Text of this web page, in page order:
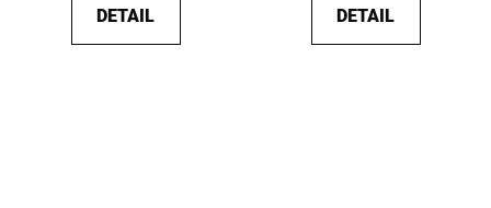
DETAIL DETAIL